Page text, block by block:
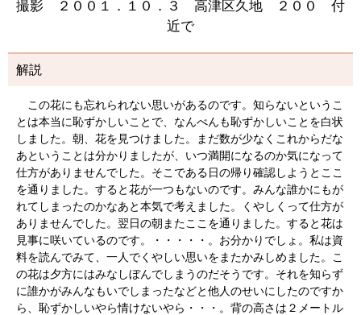
撮影 ２００１．１０．３ 高津区久地 ２００ 付
近で
解説
この花にも忘れられない思いがあるのです。知らないというこ
とは本当に恥ずかしいことで、なんべんも恥ずかしいことを白状
しました。朝、花を見つけました。まだ数が少なくこれからだな
あということは分かりましたが、いつ満開になるのか気になって
仕方がありませんでした。そこである日の帰り確認しようとここ
を通りました。すると花が一つもないのです。みんな誰かにもが
れてしまったのかなあと本気で考えました。くやしくって仕方が
ありませんでした。翌日の朝またここを通りました。すると花は
見事に咲いているのです。・・・・・。お分かりでしょ。私は資
料を読んでみて、一人でくやしい思いをまたかみしめました。こ
の花は夕方にはみなしぼんでしまうのだそうです。それを知らず
に誰かがみんなもいでしまったなどと他人のせいにしたのですか
ら、恥ずかしいやら情けないやら・・・。背の高さは２メートル